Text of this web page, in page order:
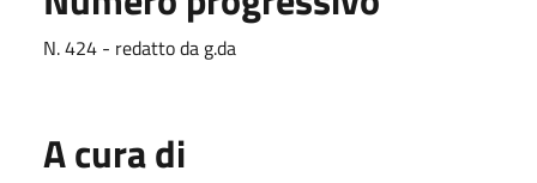
N. 424 - redatto da g.da
A cura di